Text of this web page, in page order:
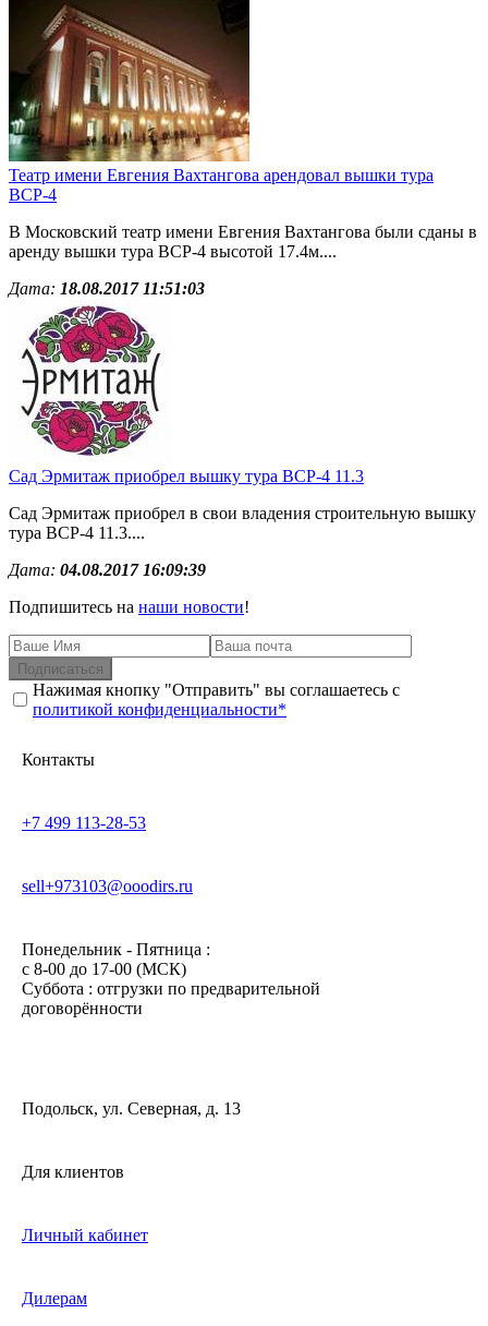
Театр имени Евгения Вахтангова арендовал вышки тура
ВСР-4
В Московский театр имени Евгения Вахтангова были сданы в
аренду вышки тура ВСР-4 высотой 17.4м....
Дата: 18.08.2017 11:51:03
Сад Эрмитаж приобрел вышку тура ВСР-4 11.3
Сад Эрмитаж приобрел в свои владения строительную вышку
тура ВСР-4 11.3....
Дата: 04.08.2017 16:09:39
Подпишитесь на наши новости!
Подписаться
Нажимая кнопку "Отправить" вы соглашаетесь с
политикой конфиденциальности*
Контакты
+7 499 113-28-53
sell+973103@ooodirs.ru
Понедельник - Пятница :
c 8-00 до 17-00 (МСК)
Суббота : отгрузки по предварительной
договорённости
Подольск, ул. Северная, д. 13
Для клиентов
Личный кабинет
Дилерам